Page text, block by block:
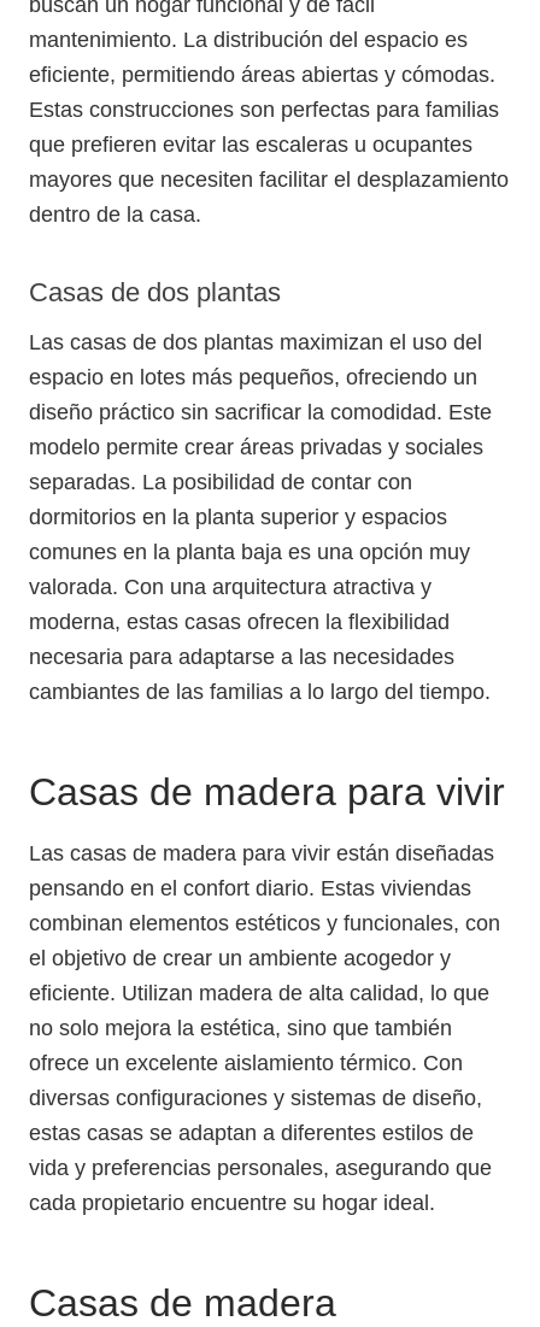
buscan un hogar funcional y de fácil
mantenimiento. La distribución del espacio es
eficiente, permitiendo áreas abiertas y cómodas.
Estas construcciones son perfectas para familias
que prefieren evitar las escaleras u ocupantes
mayores que necesiten facilitar el desplazamiento
dentro de la casa.
Casas de dos plantas
Las casas de dos plantas maximizan el uso del
espacio en lotes más pequeños, ofreciendo un
diseño práctico sin sacrificar la comodidad. Este
modelo permite crear áreas privadas y sociales
separadas. La posibilidad de contar con
dormitorios en la planta superior y espacios
comunes en la planta baja es una opción muy
valorada. Con una arquitectura atractiva y
moderna, estas casas ofrecen la flexibilidad
necesaria para adaptarse a las necesidades
cambiantes de las familias a lo largo del tiempo.
Casas de madera para vivir
Las casas de madera para vivir están diseñadas
pensando en el confort diario. Estas viviendas
combinan elementos estéticos y funcionales, con
el objetivo de crear un ambiente acogedor y
eficiente. Utilizan madera de alta calidad, lo que
no solo mejora la estética, sino que también
ofrece un excelente aislamiento térmico. Con
diversas configuraciones y sistemas de diseño,
estas casas se adaptan a diferentes estilos de
vida y preferencias personales, asegurando que
cada propietario encuentre su hogar ideal.
Casas de madera